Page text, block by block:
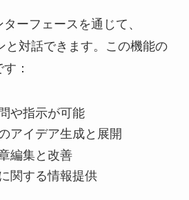
ーフェースを通じて、
と対話できます。この機能の
：
や指示が可能
アイデア生成と展開
編集と改善
関する情報提供